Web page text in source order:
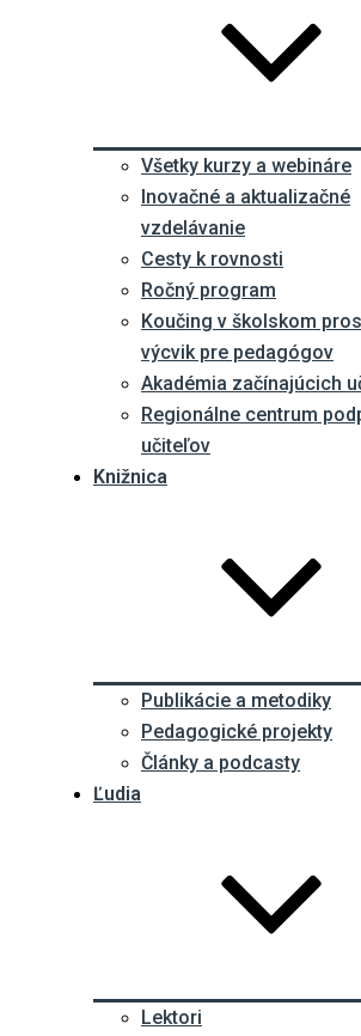
Všetky kurzy a webináre
Inovačné a aktualizačné
vzdelávanie
Cesty k rovnosti
Ročný program
Koučing v školskom
výcvik pre pedagógov
Akadémia začínajúcich
Regionálne centrum
učiteľov
Knižnica
Publikácie a metodiky
Pedagogické projekty
Články a podcasty
Ľudia
Lektori